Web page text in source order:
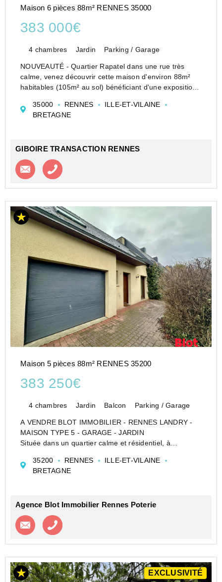
Maison 6 pièces 88m² RENNES 35000
383 000€
4 chambres Jardin Parking / Garage
NOUVEAUTÉ - Quartier Rapatel dans une rue très
calme, venez découvrir cette maison d'environ 88m²
habitables (105m² au sol) bénéficiant d'une exposition
exposé Ouest. La maison se compose au rez d...
35000 RENNES
ILLE-ET-VILAINE
BRETAGNE
GIBOIRE TRANSACTION RENNES
Contacter l'agence
Maison 5 pièces 88m² RENNES 35200
383 250€
4 chambres Jardin Balcon Parking / Garage
A VENDRE BLOT IMMOBILIER - RENNES LANDRY -
MAISON TYPE 5 - GARAGE - JARDIN
Située dans un quartier calme et résidentiel, à
cette agréable maison familiale saura vous séduire par
ses volumes et sa luminos...
35200 RENNES
ILLE-ET-VILAINE
BRETAGNE
Agence Blot Immobilier Rennes Poterie
Contacter l'agence
EXCLUSIVITÉ